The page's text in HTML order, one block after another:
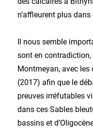
n’affleurent plus dans
Il nous semble
sont en
Montmeyan, avec
(2017) afin que le
preuves irréfutables
dans ces Sables
bassins et